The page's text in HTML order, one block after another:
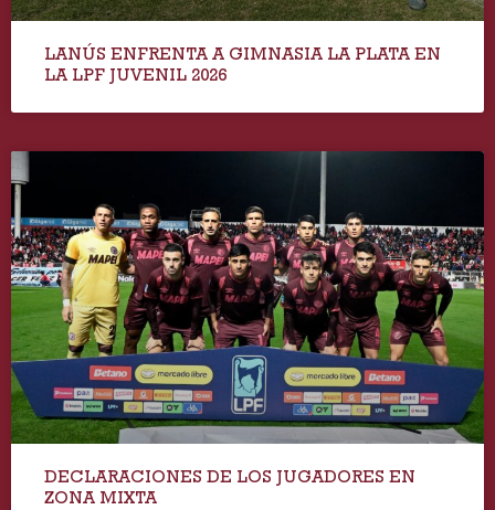
LANÚS ENFRENTA A GIMNASIA LA PLATA EN
LA LPF JUVENIL 2026
DECLARACIONES DE LOS JUGADORES EN
ZONA MIXTA